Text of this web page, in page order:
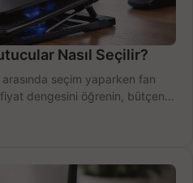
Nasıl Seçilir?
seçim yaparken fan
dengesini öğrenin, bütçenizi